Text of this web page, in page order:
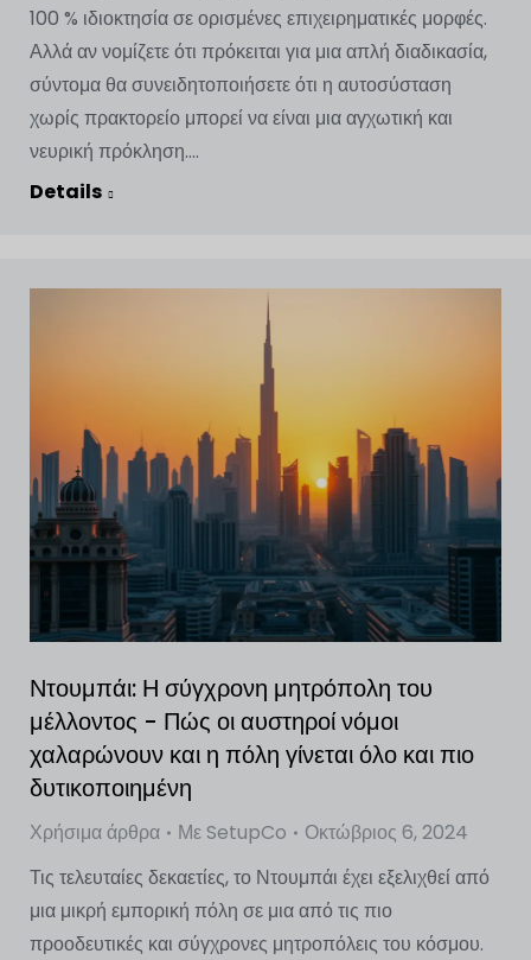
100 % ιδιοκτησία σε ορισμένες επιχειρηματικές μορφές.
Αλλά αν νομίζετε ότι πρόκειται για μια απλή διαδικασία,
σύντομα θα συνειδητοποιήσετε ότι η αυτοσύσταση
χωρίς πρακτορείο μπορεί να είναι μια αγχωτική και
νευρική πρόκληση....
Details
Ντουμπάι: Η σύγχρονη μητρόπολη του
μέλλοντος - Πώς οι αυστηροί νόμοι
χαλαρώνουν και η πόλη γίνεται όλο και πιο
δυτικοποιημένη
Χρήσιμα άρθρα Με SetupCo
Οκτώβριος 6, 2024
Τις τελευταίες δεκαετίες, το Ντουμπάι έχει εξελιχθεί από
μια μικρή εμπορική πόλη σε μια από τις πιο
προοδευτικές και σύγχρονες μητροπόλεις του κόσμου.